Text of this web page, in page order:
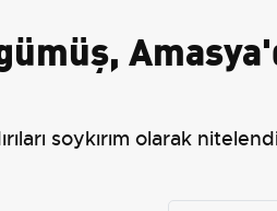
soykırım olarak